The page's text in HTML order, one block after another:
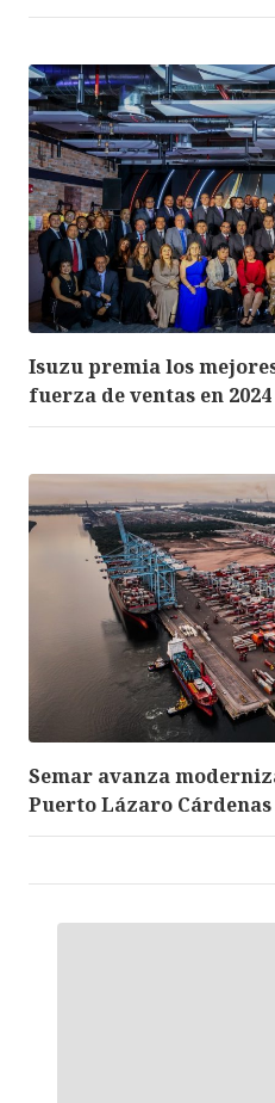
Isuzu premia los
fuerza de ventas en 2024
Semar avanza
Puerto Lázaro Cárdenas